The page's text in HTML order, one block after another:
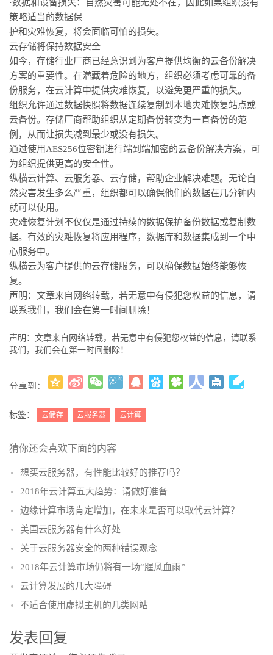
·数据和设备损失：自然灾害可能无处不在，因此如果组织没有
策略适当的数据保
护和灾难恢复，将会面临可怕的损失。
云存储将保持数据安全
如今，存储行业厂商已经意识到为客户提供均衡的云备份解决
方案的重要性。在潜藏着危险的地方，组织必须考虑可靠的备
份服务，在云计算中提供灾难恢复，以避免更严重的损失。
组织允许通过数据快照将数据连续复制到本地灾难恢复站点或
云备份。存储厂商帮助组织从定期备份转变为一直备份的范
例，从而让损失减到最少或没有损失。
通过使用AES256位密钥进行端到端加密的云备份解决方案，可
为组织提供更高的安全性。
纵横云计算、云服务器、云存储，帮助企业解决难题。无论自
然灾害发生多么严重，组织都可以确保他们的数据在几分钟内
就可以使用。
灾难恢复计划不仅仅是通过持续的数据保护备份数据或复制数
据。有效的灾难恢复将应用程序，数据库和数据集成到一个中
心服务中。
纵横云为客户提供的云存储服务，可以确保数据始终能够恢
复。
声明：文章来自网络转载，若无意中有侵犯您权益的信息，请
联系我们，我们会在第一时间删除！
声明：文章来自网络转载，若无意中有侵犯您权益的信息，请联系
我们，我们会在第一时间删除！
分享到：
标签： 云储存 云服务器 云计算
猜你还会喜欢下面的内容
想买云服务器，有性能比较好的推荐吗？
2018年云计算五大趋势：请做好准备
边缘计算市场肯定增加，在未来是否可以取代云计算？
美国云服务器有什么好处
关于云服务器安全的两种错误观念
2018年云计算市场仍将有一场“腥风血雨”
云计算发展的几大障碍
不适合使用虚拟主机的几类网站
发表回复